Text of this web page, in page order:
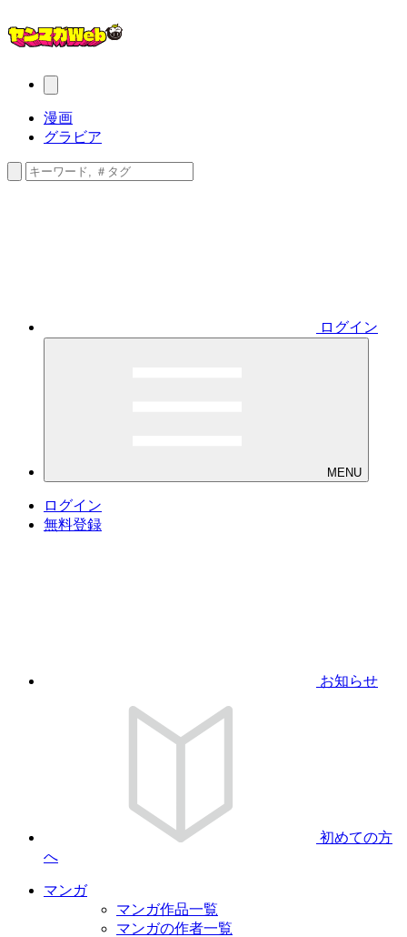
漫画
グラビア
ログイン
MENU
ログイン
無料登録
お知らせ
初めての方
へ
マンガ
マンガ作品一覧
マンガの作者一覧